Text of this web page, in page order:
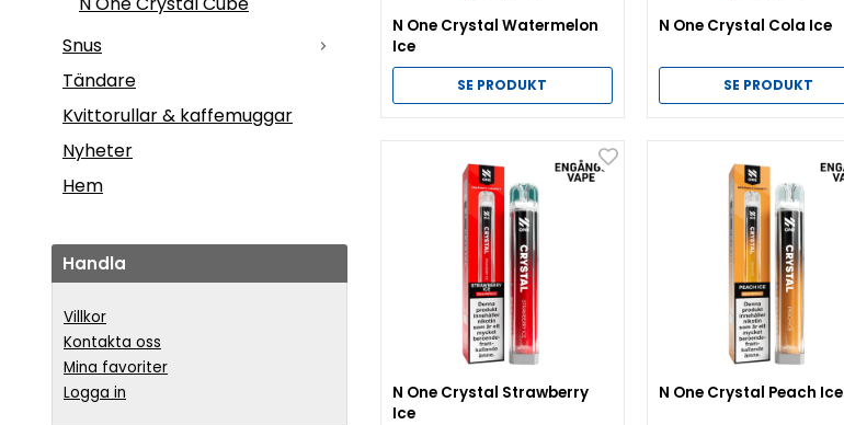
Snus
Tändare
Kvittorullar & kaffemuggar
Nyheter
Hem
Handla
Villkor
Kontakta oss
Mina favoriter
Logga in
N One Crystal Watermelon
Ice
SE PRODUKT
N One Crystal Cola Ice
SE PRODUKT
N One Crystal Strawberry
Ice
N One Crystal Peach Ice